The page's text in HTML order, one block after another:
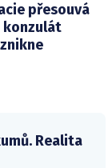
přesouvá
konzulát
Realita